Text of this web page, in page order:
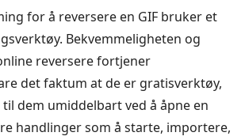
for å reversere en GIF bruker et
Bekvemmeligheten og
reversere fortjener
det faktum at de er gratisverktøy,
dem umiddelbart ved å åpne en
handlinger som å starte, importere,